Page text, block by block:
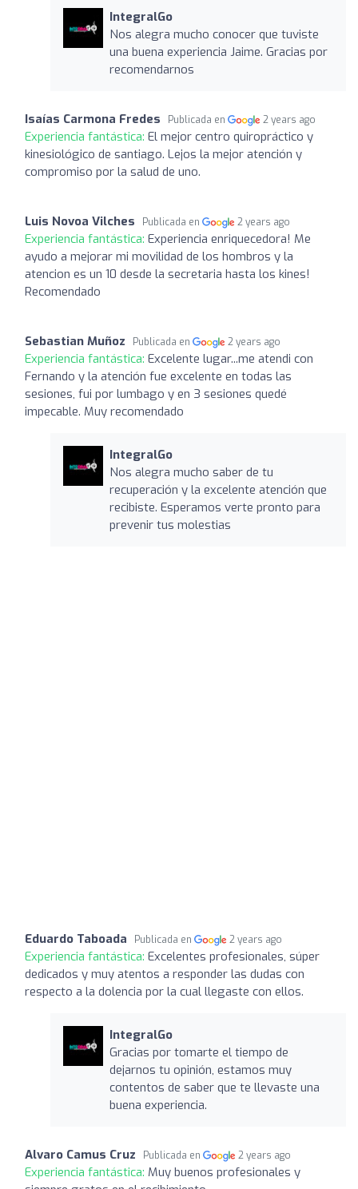
IntegralGo
Nos alegra mucho conocer que tuviste
una buena experiencia Jaime. Gracias por
recomendarnos
Isaías Carmona Fredes Publicada en 2 years ago
Experiencia fantástica: El mejor centro quiropráctico y
kinesiológico de santiago. Lejos la mejor atención y
compromiso por la salud de uno.
Luis Novoa Vilches Publicada en 2 years ago
Experiencia fantástica: Experiencia enriquecedora! Me
ayudo a mejorar mi movilidad de los hombros y la
atencion es un 10 desde la secretaria hasta los kines!
Recomendado
Sebastian Muñoz Publicada en 2 years ago
Experiencia fantástica: Excelente lugar...me atendi con
Fernando y la atención fue excelente en todas las
sesiones, fui por lumbago y en 3 sesiones quedé
impecable. Muy recomendado
IntegralGo
Nos alegra mucho saber de tu
recuperación y la excelente atención que
recibiste. Esperamos verte pronto para
prevenir tus molestias
Eduardo Taboada Publicada en 2 years ago
Experiencia fantástica: Excelentes profesionales, súper
dedicados y muy atentos a responder las dudas con
respecto a la dolencia por la cual llegaste con ellos.
IntegralGo
Gracias por tomarte el tiempo de
dejarnos tu opinión, estamos muy
contentos de saber que te llevaste una
buena experiencia.
Alvaro Camus Cruz Publicada en 2 years ago
Experiencia fantástica: Muy buenos profesionales y